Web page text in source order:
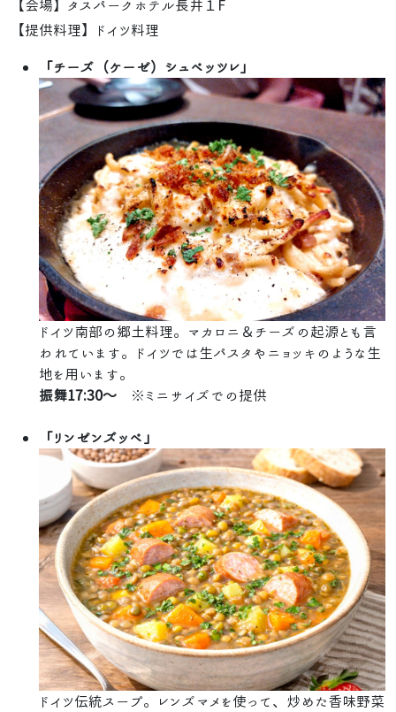
【会場】タスパークホテル長井１F
【提供料理】ドイツ料理
「チーズ（ケーゼ）シュペッツレ」
ドイツ南部の郷土料理。マカロニ＆チーズの起源とも言
われています。ドイツでは生パスタやニョッキのような生
地を用います。
振舞17:30～ ※ミニサイズでの提供
「リンゼンズッペ」
ドイツ伝統スープ。レンズマメを使って、炒めた香味野菜